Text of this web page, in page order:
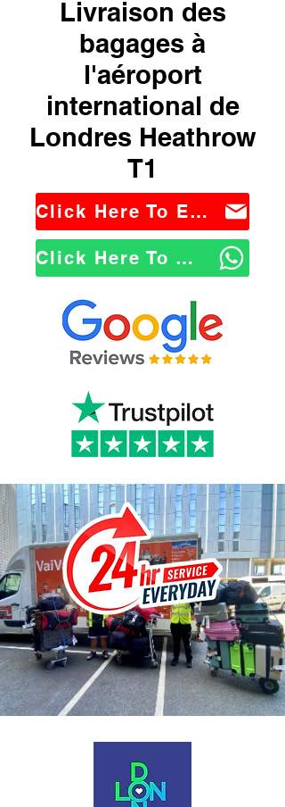
Livraison des
bagages à
l'aéroport
international de
Londres Heathrow
T1
Click Here To Email Us
Click Here To WhatsApp Us